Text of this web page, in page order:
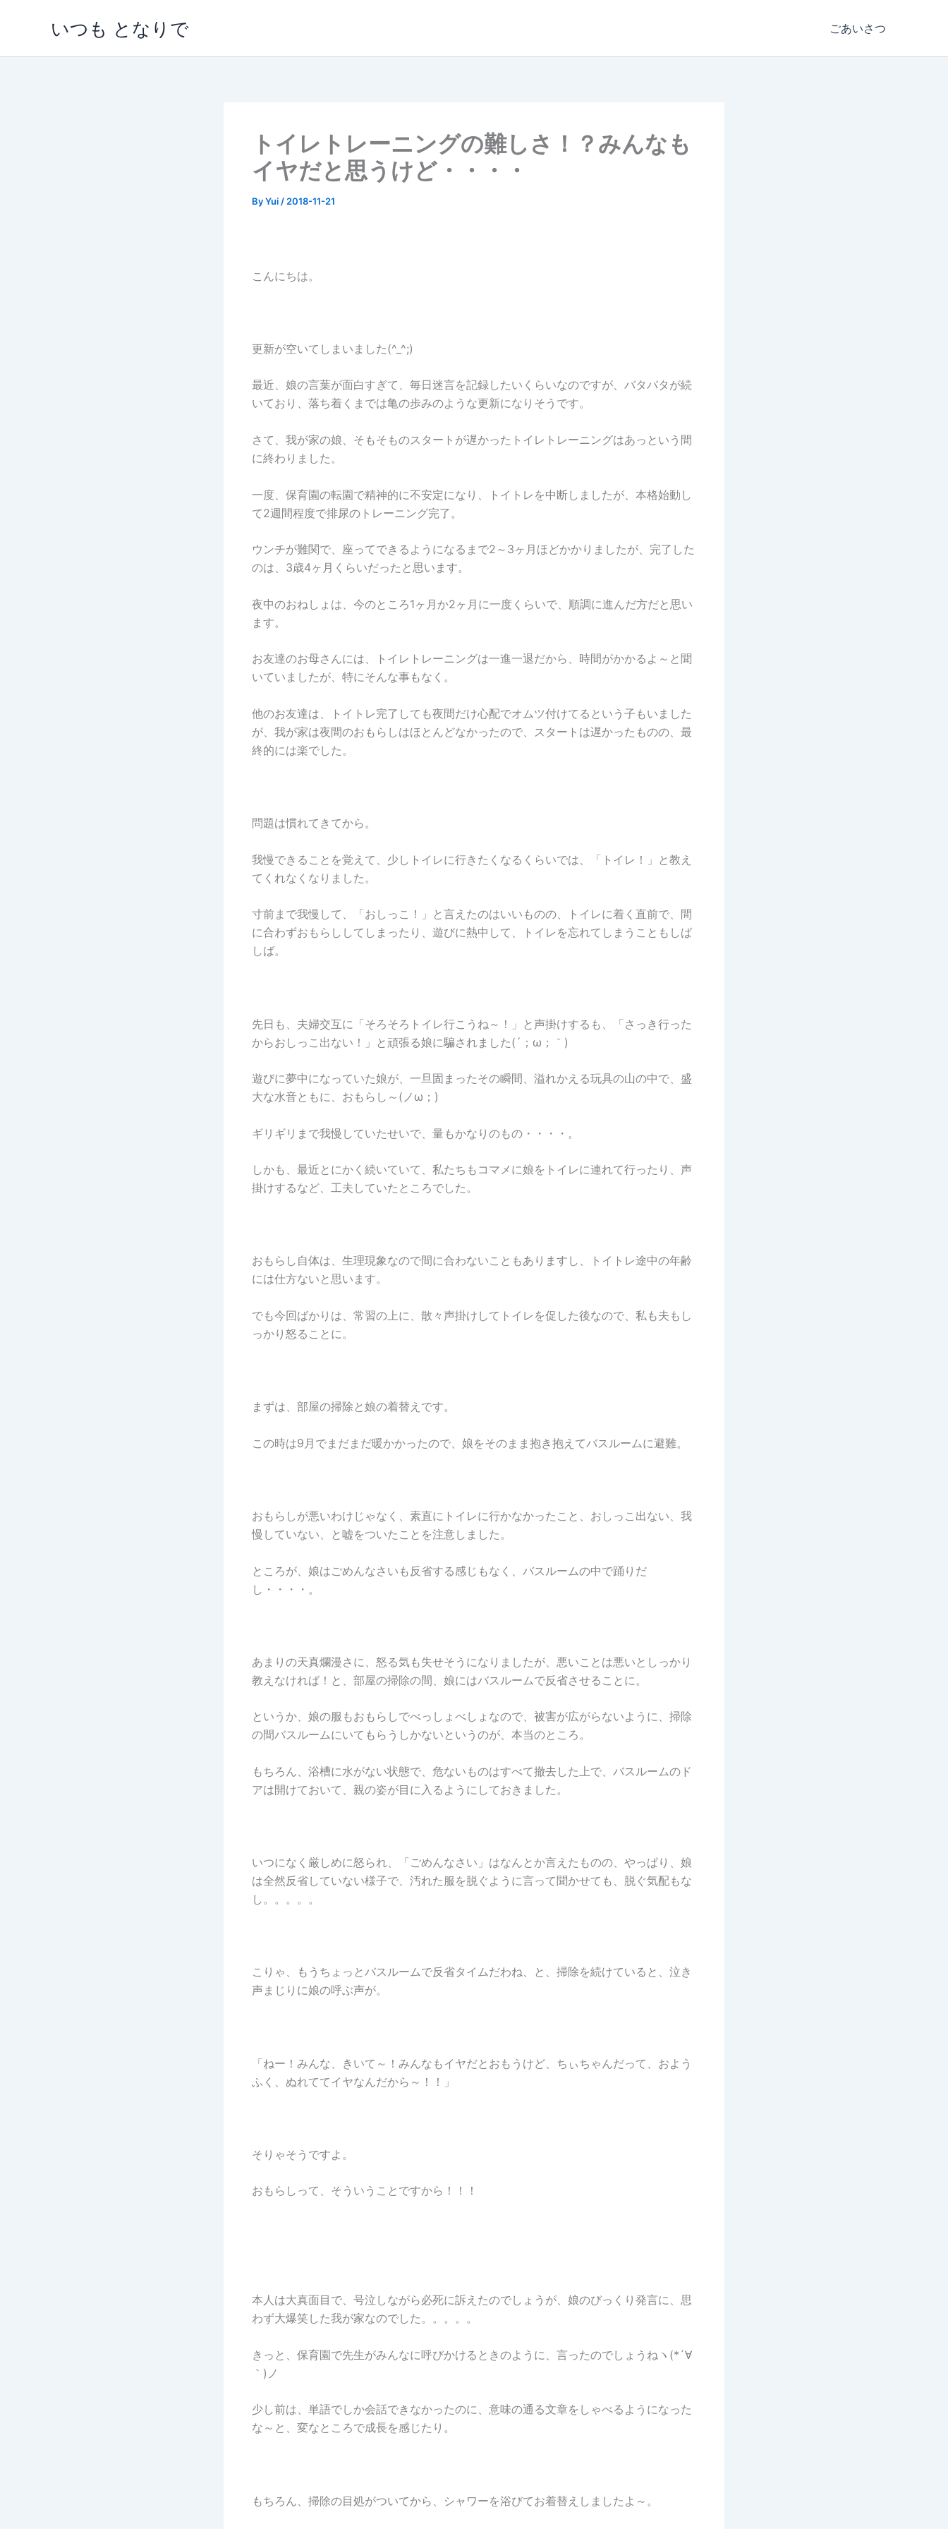
いつも となりで ごあいさつ
トイレトレーニングの難しさ！？みんなも
イヤだと思うけど・・・・
ByYui / 2018-11-21
こんにちは。
更新が空いてしまいました(^_^;)
最近、娘の言葉が面白すぎて、毎日迷言を記録したいくらいなのですが、バタバタが続
いており、落ち着くまでは亀の歩みのような更新になりそうです。
さて、我が家の娘、そもそものスタートが遅かったトイレトレーニングはあっという間
に終わりました。
一度、保育園の転園で精神的に不安定になり、トイトレを中断しましたが、本格始動し
て2週間程度で排尿のトレーニング完了。
ウンチが難関で、座ってできるようになるまで2～3ヶ月ほどかかりましたが、完了した
のは、3歳4ヶ月くらいだったと思います。
夜中のおねしょは、今のところ1ヶ月か2ヶ月に一度くらいで、順調に進んだ方だと思い
ます。
お友達のお母さんには、トイレトレーニングは一進一退だから、時間がかかるよ～と聞
いていましたが、特にそんな事もなく。
他のお友達は、トイトレ完了しても夜間だけ心配でオムツ付けてるという子もいました
が、我が家は夜間のおもらしはほとんどなかったので、スタートは遅かったものの、最
終的には楽でした。
問題は慣れてきてから。
我慢できることを覚えて、少しトイレに行きたくなるくらいでは、「トイレ！」と教え
てくれなくなりました。
寸前まで我慢して、「おしっこ！」と言えたのはいいものの、トイレに着く直前で、間
に合わずおもらししてしまったり、遊びに熱中して、トイレを忘れてしまうこともしば
しば。
先日も、夫婦交互に「そろそろトイレ行こうね～！」と声掛けするも、「さっき行った
からおしっこ出ない！」と頑張る娘に騙されました(´；ω；｀)
遊びに夢中になっていた娘が、一旦固まったその瞬間、溢れかえる玩具の山の中で、盛
大な水音ともに、おもらし～(ノω；)
ギリギリまで我慢していたせいで、量もかなりのもの・・・・。
しかも、最近とにかく続いていて、私たちもコマメに娘をトイレに連れて行ったり、声
掛けするなど、工夫していたところでした。
おもらし自体は、生理現象なので間に合わないこともありますし、トイトレ途中の年齢
には仕方ないと思います。
でも今回ばかりは、常習の上に、散々声掛けしてトイレを促した後なので、私も夫もし
っかり怒ることに。
まずは、部屋の掃除と娘の着替えです。
この時は9月でまだまだ暖かかったので、娘をそのまま抱き抱えてバスルームに避難。
おもらしが悪いわけじゃなく、素直にトイレに行かなかったこと、おしっこ出ない、我
慢していない、と嘘をついたことを注意しました。
ところが、娘はごめんなさいも反省する感じもなく、バスルームの中で踊りだ
し・・・・。
あまりの天真爛漫さに、怒る気も失せそうになりましたが、悪いことは悪いとしっかり
教えなければ！と、部屋の掃除の間、娘にはバスルームで反省させることに。
というか、娘の服もおもらしでべっしょべしょなので、被害が広がらないように、掃除
の間バスルームにいてもらうしかないというのが、本当のところ。
もちろん、浴槽に水がない状態で、危ないものはすべて撤去した上で、バスルームのド
アは開けておいて、親の姿が目に入るようにしておきました。
いつになく厳しめに怒られ、「ごめんなさい」はなんとか言えたものの、やっぱり、娘
は全然反省していない様子で、汚れた服を脱ぐように言って聞かせても、脱ぐ気配もな
し。。。。。
こりゃ、もうちょっとバスルームで反省タイムだわね、と、掃除を続けていると、泣き
声まじりに娘の呼ぶ声が。
「ねー！みんな、きいて～！みんなもイヤだとおもうけど、ちぃちゃんだって、およう
ふく、ぬれててイヤなんだから～！！」
そりゃそうですよ。
おもらしって、そういうことですから！！！
本人は大真面目で、号泣しながら必死に訴えたのでしょうが、娘のびっくり発言に、思
わず大爆笑した我が家なのでした。。。。。
きっと、保育園で先生がみんなに呼びかけるときのように、言ったのでしょうねヽ(*´∀
｀)ノ
少し前は、単語でしか会話できなかったのに、意味の通る文章をしゃべるようになった
な～と、変なところで成長を感じたり。
もちろん、掃除の目処がついてから、シャワーを浴びてお着替えしましたよ～。